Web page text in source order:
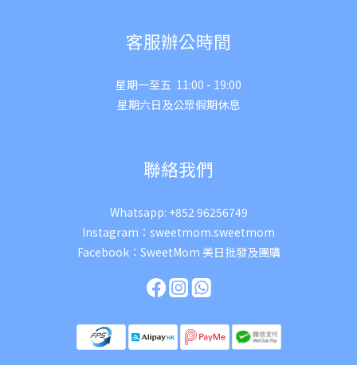
客服辦公時間
星期一至五 11:00 - 19:00
星期六日及公眾假期休息
聯絡我們
Whatsapp: +852 96256749
Instagram： sweetmom.sweetmom
Facebook： SweetMom 美日批發及團購